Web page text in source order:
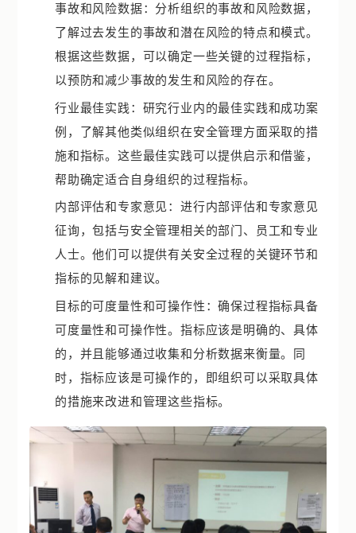
事故和风险数据：分析组织的事故和风险数据，
了解过去发生的事故和潜在风险的特点和模式。
根据这些数据，可以确定一些关键的过程指标，
以预防和减少事故的发生和风险的存在。
行业最佳实践：研究行业内的最佳实践和成功案
例，了解其他类似组织在安全管理方面采取的措
施和指标。这些最佳实践可以提供启示和借鉴，
帮助确定适合自身组织的过程指标。
内部评估和专家意见：进行内部评估和专家意见
征询，包括与安全管理相关的部门、员工和专业
人士。他们可以提供有关安全过程的关键环节和
指标的见解和建议。
目标的可度量性和可操作性：确保过程指标具备
可度量性和可操作性。指标应该是明确的、具体
的，并且能够通过收集和分析数据来衡量。同
时，指标应该是可操作的，即组织可以采取具体
的措施来改进和管理这些指标。